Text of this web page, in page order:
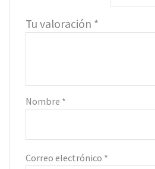
Tu valoración *
Nombre *
Correo electrónico *